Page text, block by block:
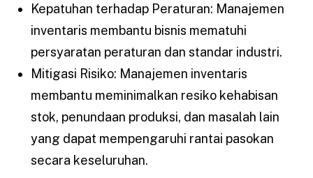
Kepatuhan terhadap Peraturan: Manajemen
inventaris membantu bisnis mematuhi
persyaratan peraturan dan standar industri.
Mitigasi Risiko: Manajemen inventaris
membantu meminimalkan resiko kehabisan
stok, penundaan produksi, dan masalah lain
yang dapat mempengaruhi rantai pasokan
secara keseluruhan.